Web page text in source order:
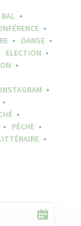
BAL
DANSE
ELECTION
INSTAGRAM
PÊCHE